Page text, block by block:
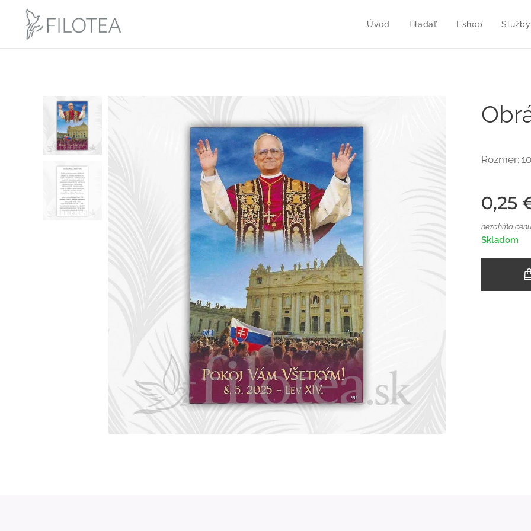
Úvod Hľadať Eshop Služby
Rozmer:
0,25
nezahŕňa
Skladom